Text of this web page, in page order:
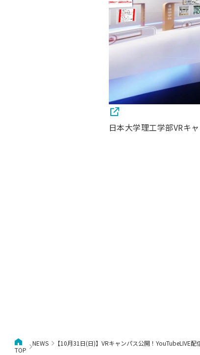
日本大学理工学部VRキ
TOP
NEWS 【10月31日(日)】VRキャンパス公開！YouTubeLIVE